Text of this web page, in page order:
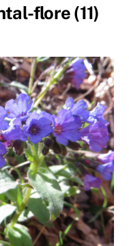
flore (11)